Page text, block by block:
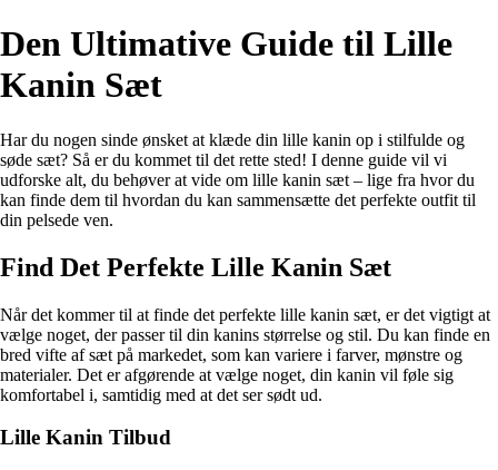
Den Ultimative Guide til Lille
Kanin Sæt
Har du nogen sinde ønsket at klæde din lille kanin op i stilfulde og
søde sæt? Så er du kommet til det rette sted! I denne guide vil vi
udforske alt, du behøver at vide om lille kanin sæt – lige fra hvor du
kan finde dem til hvordan du kan sammensætte det perfekte outfit til
din pelsede ven.
Find Det Perfekte Lille Kanin Sæt
Når det kommer til at finde det perfekte lille kanin sæt, er det vigtigt at
vælge noget, der passer til din kanins størrelse og stil. Du kan finde en
bred vifte af sæt på markedet, som kan variere i farver, mønstre og
materialer. Det er afgørende at vælge noget, din kanin vil føle sig
komfortabel i, samtidig med at det ser sødt ud.
Lille Kanin Tilbud